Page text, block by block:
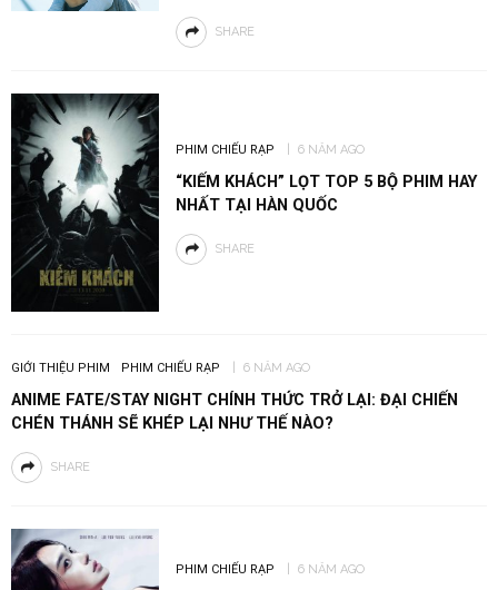
SHARE
PHIM CHIẾU RẠP 6 NĂM AGO
“KIẾM KHÁCH” LỌT TOP 5 BỘ PHIM HAY
NHẤT TẠI HÀN QUỐC
SHARE
GIỚI THIỆU PHIM PHIM CHIẾU RẠP 6 NĂM AGO
ANIME FATE/STAY NIGHT CHÍNH THỨC TRỞ LẠI: ĐẠI CHIẾN
CHÉN THÁNH SẼ KHÉP LẠI NHƯ THẾ NÀO?
SHARE
PHIM CHIẾU RẠP 6 NĂM AGO